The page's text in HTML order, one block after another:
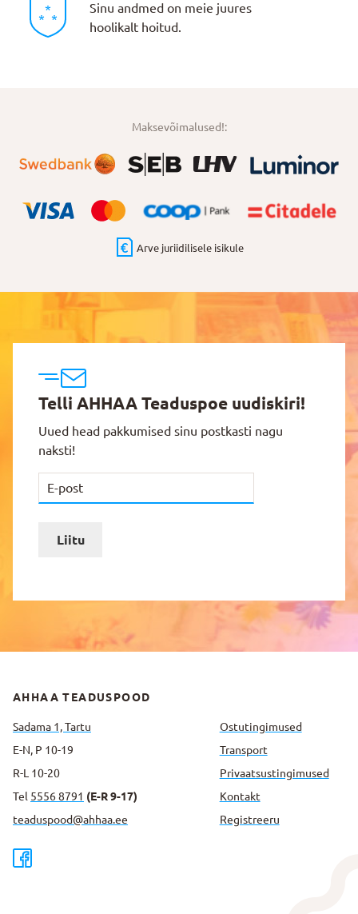
Sinu andmed on meie juures
hoolikalt hoitud.
Maksevõimalused!:
Arve juriidilisele isikule
Telli AHHAA Teaduspoe uudiskiri!
Uued head pakkumised sinu postkasti nagu
naksti!
Liitu
AHHAA TEADUSPOOD
Sadama 1, Tartu
E-N, P 10-19
R-L 10-20
Tel 5556 8791 (E-R 9-17)
teaduspood@ahhaa.ee
Ostutingimused
Transport
Privaatsus­tingimused
Kontakt
Registreeru